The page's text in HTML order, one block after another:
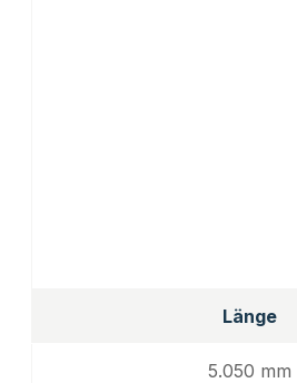
Länge
5.050 mm